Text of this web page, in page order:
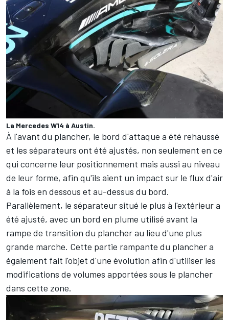
La Mercedes W14 à Austin.
À l'avant du plancher, le bord d'attaque a été rehaussé
et les séparateurs ont été ajustés, non seulement en ce
qui concerne leur positionnement mais aussi au niveau
de leur forme, afin qu'ils aient un impact sur le flux d'air
à la fois en dessous et au-dessus du bord.
Parallèlement, le séparateur situé le plus à l'extérieur a
été ajusté, avec un bord en plume utilisé avant la
rampe de transition du plancher au lieu d'une plus
grande marche. Cette partie rampante du plancher a
également fait l'objet d'une évolution afin d'utiliser les
modifications de volumes apportées sous le plancher
dans cette zone.